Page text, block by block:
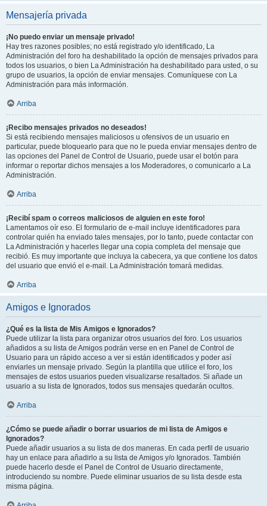
Mensajería privada
¡No puedo enviar un mensaje privado!
Hay tres razones posibles; no está registrado y/o identificado, La
Administración del foro ha deshabilitado la opción de mensajes privados para
todos los usuarios, o bien La Administración ha deshabilitado para usted, o su
grupo de usuarios, la opción de enviar mensajes. Comuníquese con La
Administración para más información.
Arriba
¡Recibo mensajes privados no deseados!
Si está recibiendo mensajes maliciosos u ofensivos de un usuario en
particular, puede bloquearlo para que no le pueda enviar mensajes dentro de
las opciones del Panel de Control de Usuario, puede usar el botón para
informar o reportar dichos mensajes a los Moderadores, o comunicarlo a La
Administración.
Arriba
¡Recibí spam o correos maliciosos de alguien en este foro!
Lamentamos oír eso. El formulario de e-mail incluye identificadores para
controlar quién ha enviado tales mensajes, por lo tanto, puede contactar con
La Administración y hacerles llegar una copia completa del mensaje que
recibió. Es muy importante que incluya la cabecera, ya que contiene los datos
del usuario que envió el e-mail. La Administración tomará medidas.
Arriba
Amigos e Ignorados
¿Qué es la lista de Mis Amigos e Ignorados?
Puede utilizar la lista para organizar otros usuarios del foro. Los usuarios
añadidos a su lista de Amigos podrán verse en en Panel de Control de
Usuario para un rápido acceso a ver si están identificados y poder así
enviarles un mensaje privado. Según la plantilla que utilice el foro, los
mensajes de estos usuarios pueden visualizarse resaltados. Si añade un
usuario a su lista de Ignorados, todos sus mensajes quedarán ocultos.
Arriba
¿Cómo se puede añadir o borrar usuarios de mi lista de Amigos e
Ignorados?
Puede añadir usuarios a su lista de dos maneras. En cada perfil de usuario
hay un enlace para añadirlo a su lista de Amigos y/o Ignorados. También
puede hacerlo desde el Panel de Control de Usuario directamente,
introduciendo su nombre. Puede eliminar usuarios de su lista desde esta
misma página.